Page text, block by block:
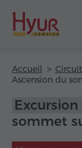
Accueil
sommet